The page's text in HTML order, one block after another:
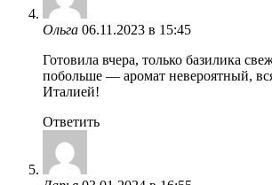
Ольга 06.11.2023 в 15:45
Готовила вчера, только базилика
побольше — аромат невероятный,
Италией!
Ответить